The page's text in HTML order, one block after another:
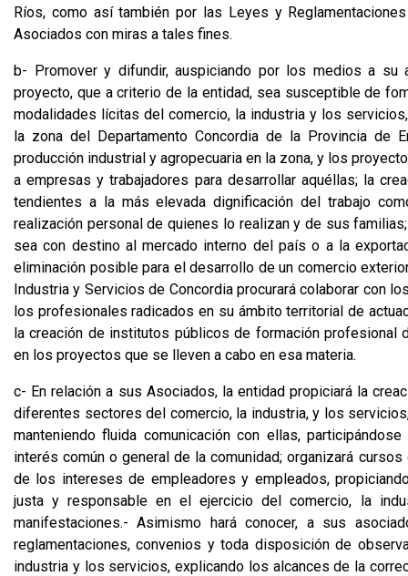
Ríos, como así también por las Leyes y
Asociados con miras a tales fines.
b- Promover y difundir, auspiciando por los medios a su
proyecto, que a criterio de la entidad, sea susceptible de
modalidades lícitas del comercio, la industria y los
la zona del Departamento Concordia de la Provincia de
producción industrial y agropecuaria en la zona, y los
a empresas y trabajadores para desarrollar aquéllas; la
tendientes a la más elevada dignificación del trabajo
realización personal de quienes lo realizan y de sus
sea con destino al mercado interno del país o a la
eliminación posible para el desarrollo de un comercio
Industria y Servicios de Concordia procurará colaborar con
los profesionales radicados en su ámbito territorial de
la creación de institutos públicos de formación profesional
en los proyectos que se lleven a cabo en esa materia.
c- En relación a sus Asociados, la entidad propiciará la
diferentes sectores del comercio, la industria, y los
manteniendo fluida comunicación con ellas,
interés común o general de la comunidad; organizará
de los intereses de empleadores y empleados,
justa y responsable en el ejercicio del comercio, la
manifestaciones.- Asimismo hará conocer, a sus
reglamentaciones, convenios y toda disposición de
industria y los servicios, explicando los alcances de la